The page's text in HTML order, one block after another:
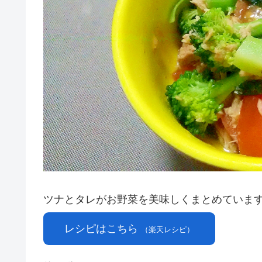
ツナとタレがお野菜を美味しくまとめていま
レシピはこちら （楽天レシピ）